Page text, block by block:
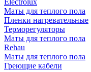
Electrolux
Маты для теплого пола
Пленки нагревательные
Терморегуляторы
Маты для теплого пола
Rehau
Маты для теплого пола
Греющие кабели